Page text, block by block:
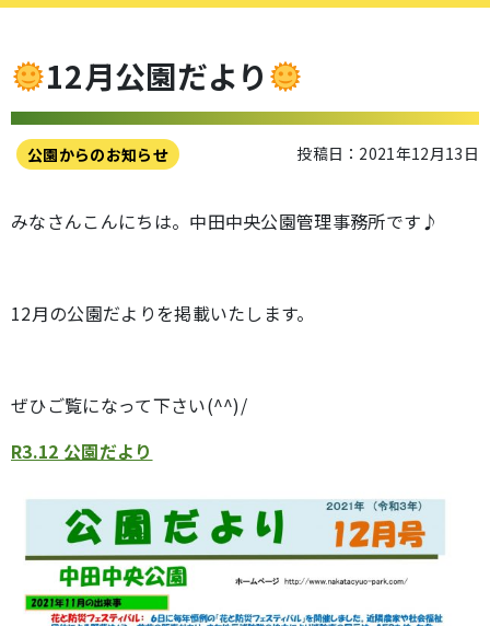
12月公園だより
公園からのお知らせ 投稿日：2021年12月13日
みなさんこんにちは。中田中央公園管理事務所です♪
12月の公園だよりを掲載いたします。
ぜひご覧になって下さい(^^)/
R3.12 公園だより